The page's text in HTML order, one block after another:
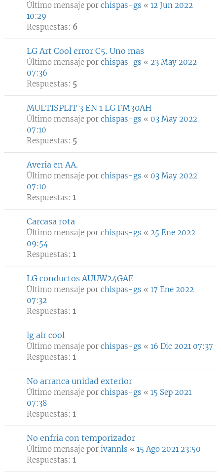
Último mensaje por chispas-gs « 12 Jun 2022
10:29
Respuestas: 6
LG Art Cool error C5. Uno mas
Último mensaje por chispas-gs « 23 May 2022
07:36
Respuestas: 5
MULTISPLIT 3 EN 1 LG FM30AH
Último mensaje por chispas-gs « 03 May 2022
07:10
Respuestas: 5
Averia en AA.
Último mensaje por chispas-gs « 03 May 2022
07:10
Respuestas: 1
Carcasa rota
Último mensaje por chispas-gs « 25 Ene 2022
09:54
Respuestas: 1
LG conductos AUUW24GAE
Último mensaje por chispas-gs « 17 Ene 2022
07:32
Respuestas: 1
lg air cool
Último mensaje por chispas-gs « 16 Dic 2021 07:37
Respuestas: 1
No arranca unidad exterior
Último mensaje por chispas-gs « 15 Sep 2021
07:38
Respuestas: 1
No enfria con temporizador
Último mensaje por ivannls « 15 Ago 2021 23:50
Respuestas: 1